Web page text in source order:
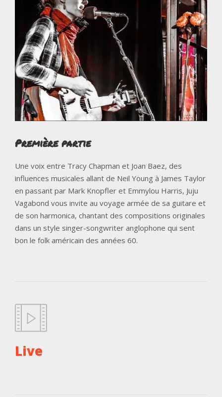
Première partie
Une voix entre Tracy Chapman et Joan Baez, des
influences musicales allant de Neil Young à James Taylor
en passant par Mark Knopfler et Emmylou Harris, Juju
Vagabond vous invite au voyage armée de sa guitare et
de son harmonica, chantant des compositions originales
dans un style singer-songwriter anglophone qui sent
bon le folk américain des années 60.
Live